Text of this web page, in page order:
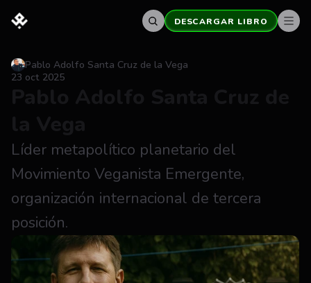
DESCARGAR LIBRO
23 oct 2025
Pablo Adolfo Santa Cruz de la Vega
Líder metapolítico planetario del
Movimiento Veganista Emergente,
organización internacional de tercera
posición.